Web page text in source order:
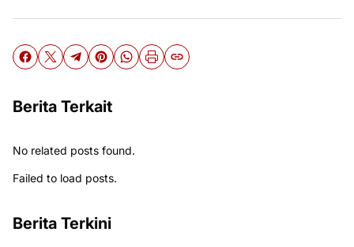
Berita Terkait
No related posts found.
Failed to load posts.
Berita Terkini